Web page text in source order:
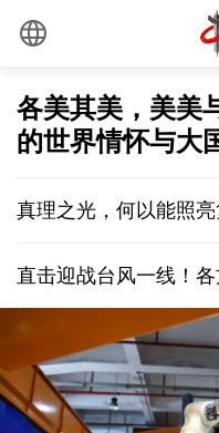
各美其美，美
的世界情怀与大
真理之光，何以能照亮
直击迎战台风一线！